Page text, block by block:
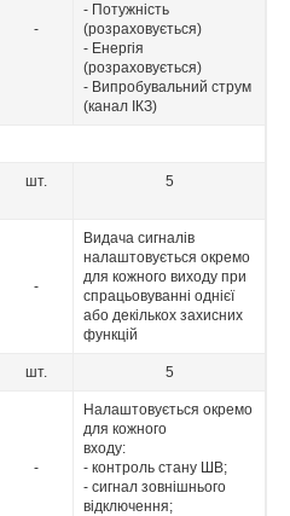
-
- Потужність
(розраховується)
- Енергія
(розраховується)
- Випробувальний струм
(канал ІКЗ)
шт. 5
-
Видача сигналів
налаштовується окремо
для кожного виходу при
спрацьовуванні однієї
або декількох захисних
функцій
шт. 5
-
Налаштовується окремо
для кожного
входу:
- контроль стану ШВ;
- сигнал зовнішнього
відключення;